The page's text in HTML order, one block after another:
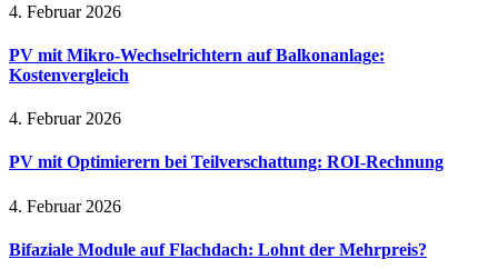
4. Februar 2026
PV mit Mikro-Wechselrichtern auf Balkonanlage:
Kostenvergleich
4. Februar 2026
PV mit Optimierern bei Teilverschattung: ROI-Rechnung
4. Februar 2026
Bifaziale Module auf Flachdach: Lohnt der Mehrpreis?